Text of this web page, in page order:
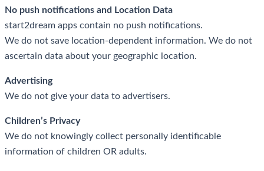
No push notifications and Location Data
start2dream apps contain no push notifications.
We do not save location-dependent information. We do not
ascertain data about your geographic location.
Advertising
We do not give your data to advertisers.
Children’s Privacy
We do not knowingly collect personally identificable
information of children OR adults.